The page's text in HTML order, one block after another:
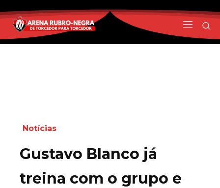
Notícias
Gustavo Blanco já
treina com o grupo e